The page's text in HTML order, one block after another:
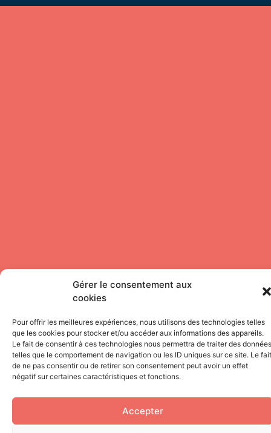
Gérer le consentement aux
cookies
Pour offrir les meilleures expériences, nous utilisons des technologies telles
que les cookies pour stocker et/ou accéder aux informations des appareils.
Le fait de consentir à ces technologies nous permettra de traiter des données
telles que le comportement de navigation ou les ID uniques sur ce site. Le fait
de ne pas consentir ou de retirer son consentement peut avoir un effet
négatif sur certaines caractéristiques et fonctions.
Accepter